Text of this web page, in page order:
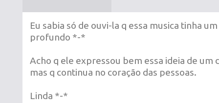
Eu sabia só de ouvi-la q essa musica tinha
profundo *-*
Acho q ele expressou bem essa ideia de um
mas q continua no coração das pessoas.
Linda *-*